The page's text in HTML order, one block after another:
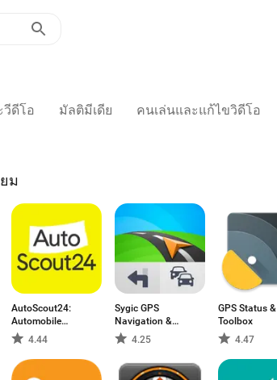
วีดีโอ มัลติมีเดีย คนเล่นและแก้ไขวิดีโอ
ม
AutoScout24:
Automobile
market
4.44
Sygic GPS
Navigation &
Maps4.25
GPS Status &
Toolbox
4.47